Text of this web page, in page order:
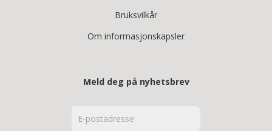
Bruksvilkår
Om informasjonskapsler
Meld deg på nyhetsbrev